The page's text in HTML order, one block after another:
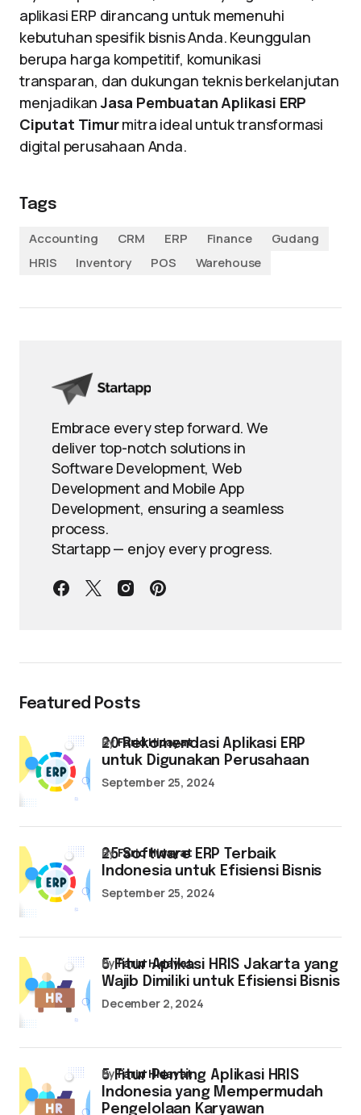
aplikasi ERP dirancang untuk memenuhi
kebutuhan spesifik bisnis Anda. Keunggulan
berupa harga kompetitif, komunikasi
transparan, dan dukungan teknis berkelanjutan
menjadikanJasa Pembuatan Aplikasi ERP
Ciputat Timurmitra ideal untuk transformasi
digital perusahaan Anda.
Tags
Accounting
CRM ERP Finance
Gudang
HRIS
Inventory POS Warehouse
Embrace every step forward. We
deliver top-notch solutions in
Software Development, Web
Development and Mobile App
Development, ensuring a seamless
process.
Startapp — enjoy every progress.
Featured Posts
20 Rekomendasi Aplikasi ERP
untuk Digunakan Perusahaan
byFarid Hidayat
September 25, 2024
25 Software ERP Terbaik
Indonesia untuk Efisiensi Bisnis
byFarid Hidayat
September 25, 2024
5 Fitur Aplikasi HRIS Jakarta yang
Wajib Dimiliki untuk Efisiensi Bisnis
byFarid Hidayat
December 2, 2024
5 Fitur Penting Aplikasi HRIS
Indonesia yang Mempermudah
Pengelolaan Karyawan
byFarid Hidayat